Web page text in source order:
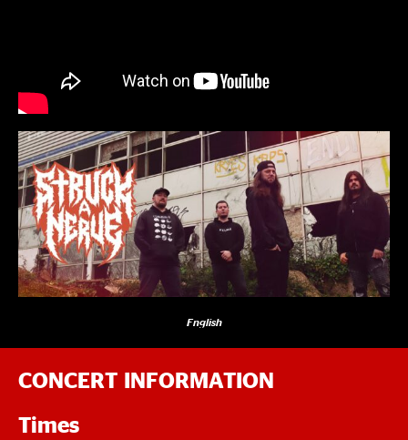
English
CONCERT INFORMATION
Times